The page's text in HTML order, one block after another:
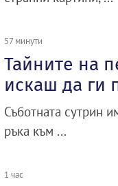
57 минути
Тайните на
искаш да ги
Съботната сутрин
ръка към ...
1 час